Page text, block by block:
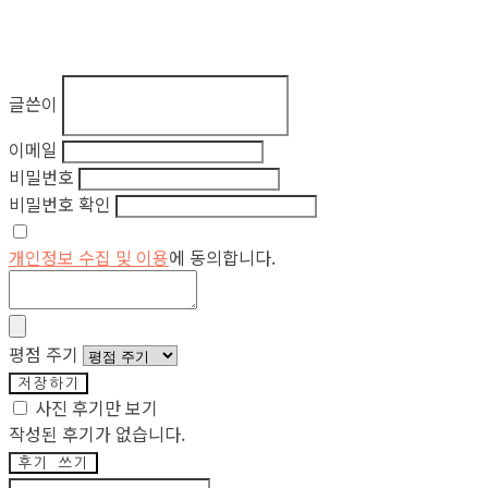
글쓴이
이메일
비밀번호
비밀번호 확인
개인정보 수집 및 이용에 동의합니다.
평점 주기
저장하기
사진 후기만 보기
작성된 후기가 없습니다.
후기 쓰기